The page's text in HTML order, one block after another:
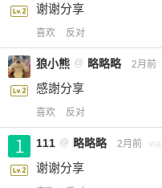
谢谢分享
喜欢 反对
狼小熊 @ 略略略 2月前
感謝分享
喜欢 反对
111 @ 略略略 2月前
谢谢分享